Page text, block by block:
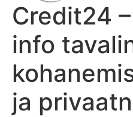
Credit24
info
ja